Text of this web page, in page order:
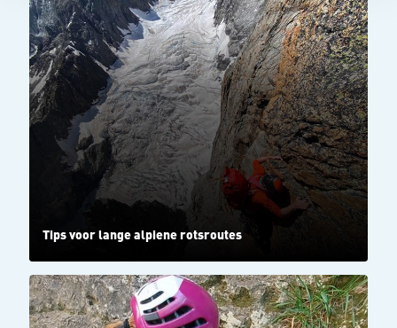
Tips voor lange alpiene rotsroutes